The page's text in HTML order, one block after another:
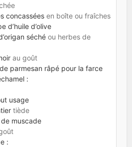
concassées en boîte ou fraîches
d’huile d’olive
séché ou herbes de
au goût
parmesan râpé pour la farce
:
usage
tiède
muscade
: